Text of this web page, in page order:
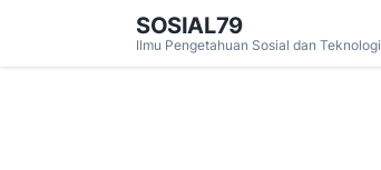
SOSIAL79
Ilmu Pengetahuan Sosial dan Teknologi